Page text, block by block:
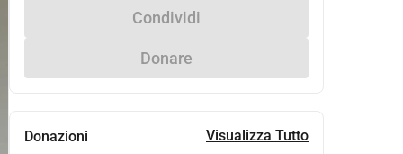
Condividi
Donare
Donazioni Visualizza Tutto